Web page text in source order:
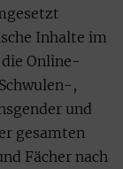
Inhalte im
Online-
,
und
gesamten
Fächer nach